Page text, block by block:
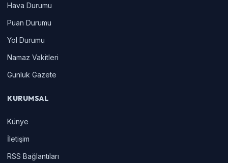
Hava Durumu
Puan Durumu
Yol Durumu
Namaz Vakitleri
Gunluk Gazete
KURUMSAL
Künye
İletişim
RSS Bağlantıları